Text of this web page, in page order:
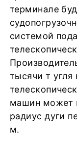
терминале
системой
тысячи т угля
машин может
радиус дуги
м.